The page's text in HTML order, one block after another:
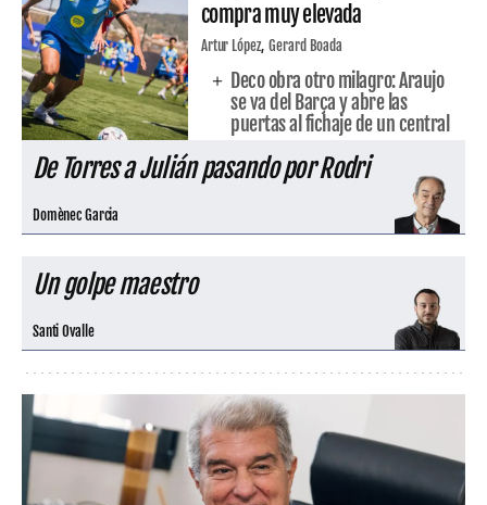
compra muy elevada
Artur López Gerard Boada
Deco obra otro milagro: Araujo
se va del Barça y abre las
puertas al fichaje de un central
De Torres a Julián pasando por Rodri
Domènec Garcia
Un golpe maestro
Santi Ovalle